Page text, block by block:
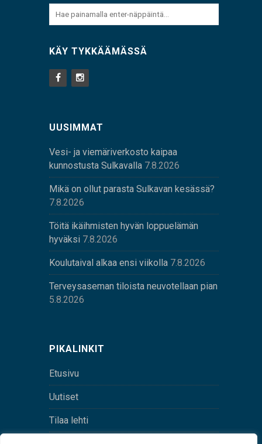
KÄY TYKKÄÄMÄSSÄ
UUSIMMAT
Vesi- ja viemäriverkosto kaipaa
kunnostusta Sulkavalla 7.8.2026
Mikä on ollut parasta Sulkavan kesässä?
7.8.2026
Töitä ikäihmisten hyvän loppuelämän
hyväksi 7.8.2026
Koulutaival alkaa ensi viikolla 7.8.2026
Terveysaseman tiloista neuvotellaan pian
5.8.2026
PIKALINKIT
Etusivu
Uutiset
Tilaa lehti